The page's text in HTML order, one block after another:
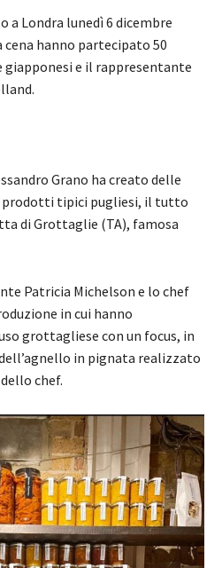
a Londra lunedì 6 dicembre
cena hanno partecipato 50
e il rappresentante
Grano ha creato delle
tipici pugliesi, il tutto
di Grottaglie (TA), famosa
Patricia Michelson e lo chef
in cui hanno
grottagliese con un focus, in
in pignata realizzato
chef.